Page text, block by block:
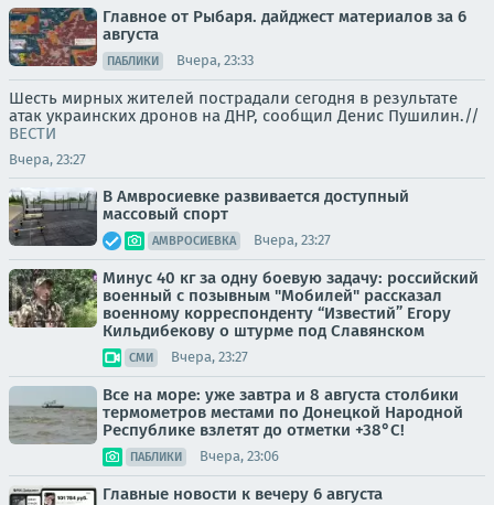
Главное от Рыбаря. дайджест материалов за 6
августа
ПАБЛИКИ Вчера, 23:33
Шесть мирных жителей пострадали сегодня в результате
атак украинских дронов на ДНР, сообщил Денис Пушилин.//
ВЕСТИ
Вчера, 23:27
В Амвросиевке развивается доступный
массовый спорт
АМВРОСИЕВКА Вчера, 23:27
Минус 40 кг за одну боевую задачу: российский
военный с позывным "Мобилей" рассказал
военному корреспонденту “Известий” Егору
Кильдибекову о штурме под Славянском
СМИ Вчера, 23:27
Все на море: уже завтра и 8 августа столбики
термометров местами по Донецкой Народной
Республике взлетят до отметки +38°C!
ПАБЛИКИ Вчера, 23:06
Главные новости к вечеру 6 августа